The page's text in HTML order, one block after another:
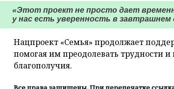
«Этот проект не просто дает
у нас есть уверенность в
Нацпроект «Семья» продолжает
помогая им преодолевать трудности
благополучия.